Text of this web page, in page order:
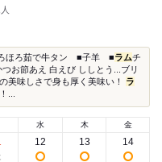
人
ほろ茹で牛タン ■子羊 ■ラムチ
お節あえ 白えび ししとう...ブリ
美味しさで身も厚く美味い！ ラ
...
水
12
木
13
金
14